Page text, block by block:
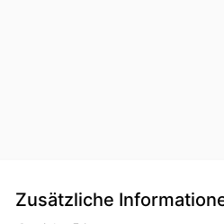
Zusätzliche